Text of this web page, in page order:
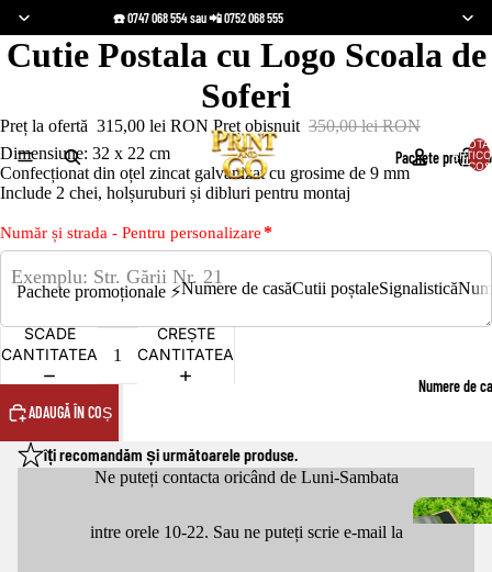
☎️ 0747 068 554 sau 📲 0752 068 555
Pachete
Numere de
ÎN
Pachete promoționale ⚡️Numere de casăCutii poștaleSignalistică
Cutie Postala cu Logo Scoala de
Soferi
Preț la ofertă 315,00 lei RON Preț obișnuit 350,00 lei RON
Dimensiune: 32 x 22 cm
Confecționat din oțel zincat galvanizat cu grosime de 9 mm
Include 2 chei, holșuruburi și dibluri pentru montaj
Număr și strada - Pentru personalizare*
SCADE
CANTITATEA
CREȘTE
CANTITATEA
ADAUGĂ ÎN COȘ
îți recomandăm și următoarele produse.
Ne puteți contacta oricând de Luni-Sambata
intre orele 10-22. Sau ne puteți scrie e-mail la